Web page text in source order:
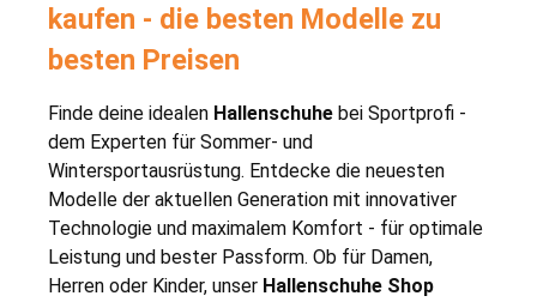
kaufen - die besten Modelle zu
besten Preisen
Finde deine idealen Hallenschuhe bei Sportprofi -
dem Experten für Sommer- und
Wintersportausrüstung. Entdecke die neuesten
Modelle der aktuellen Generation mit innovativer
Technologie und maximalem Komfort - für optimale
Leistung und bester Passform. Ob für Damen,
Herren oder Kinder, unser Hallenschuhe Shop